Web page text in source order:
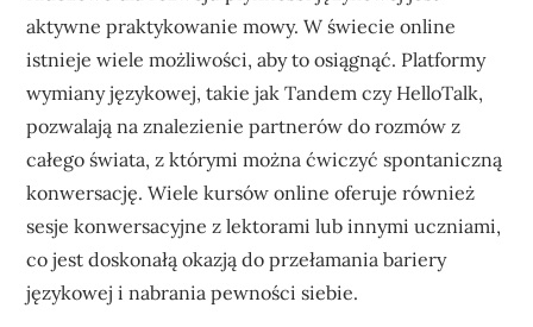
aktywne praktykowanie mowy. W świecie online
istnieje wiele możliwości, aby to osiągnąć. Platformy
wymiany językowej, takie jak Tandem czy HelloTalk,
pozwalają na znalezienie partnerów do rozmów z
całego świata, z którymi można ćwiczyć spontaniczną
konwersację. Wiele kursów online oferuje również
sesje konwersacyjne z lektorami lub innymi uczniami,
co jest doskonałą okazją do przełamania bariery
językowej i nabrania pewności siebie.